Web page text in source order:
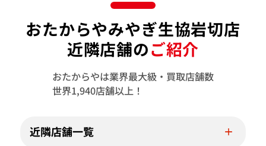
おたからやみやぎ生協岩切店
近隣店舗のご紹介
おたからやは業界最大級・買取店舗数
世界1,940店舗以上！
近隣店舗一覧